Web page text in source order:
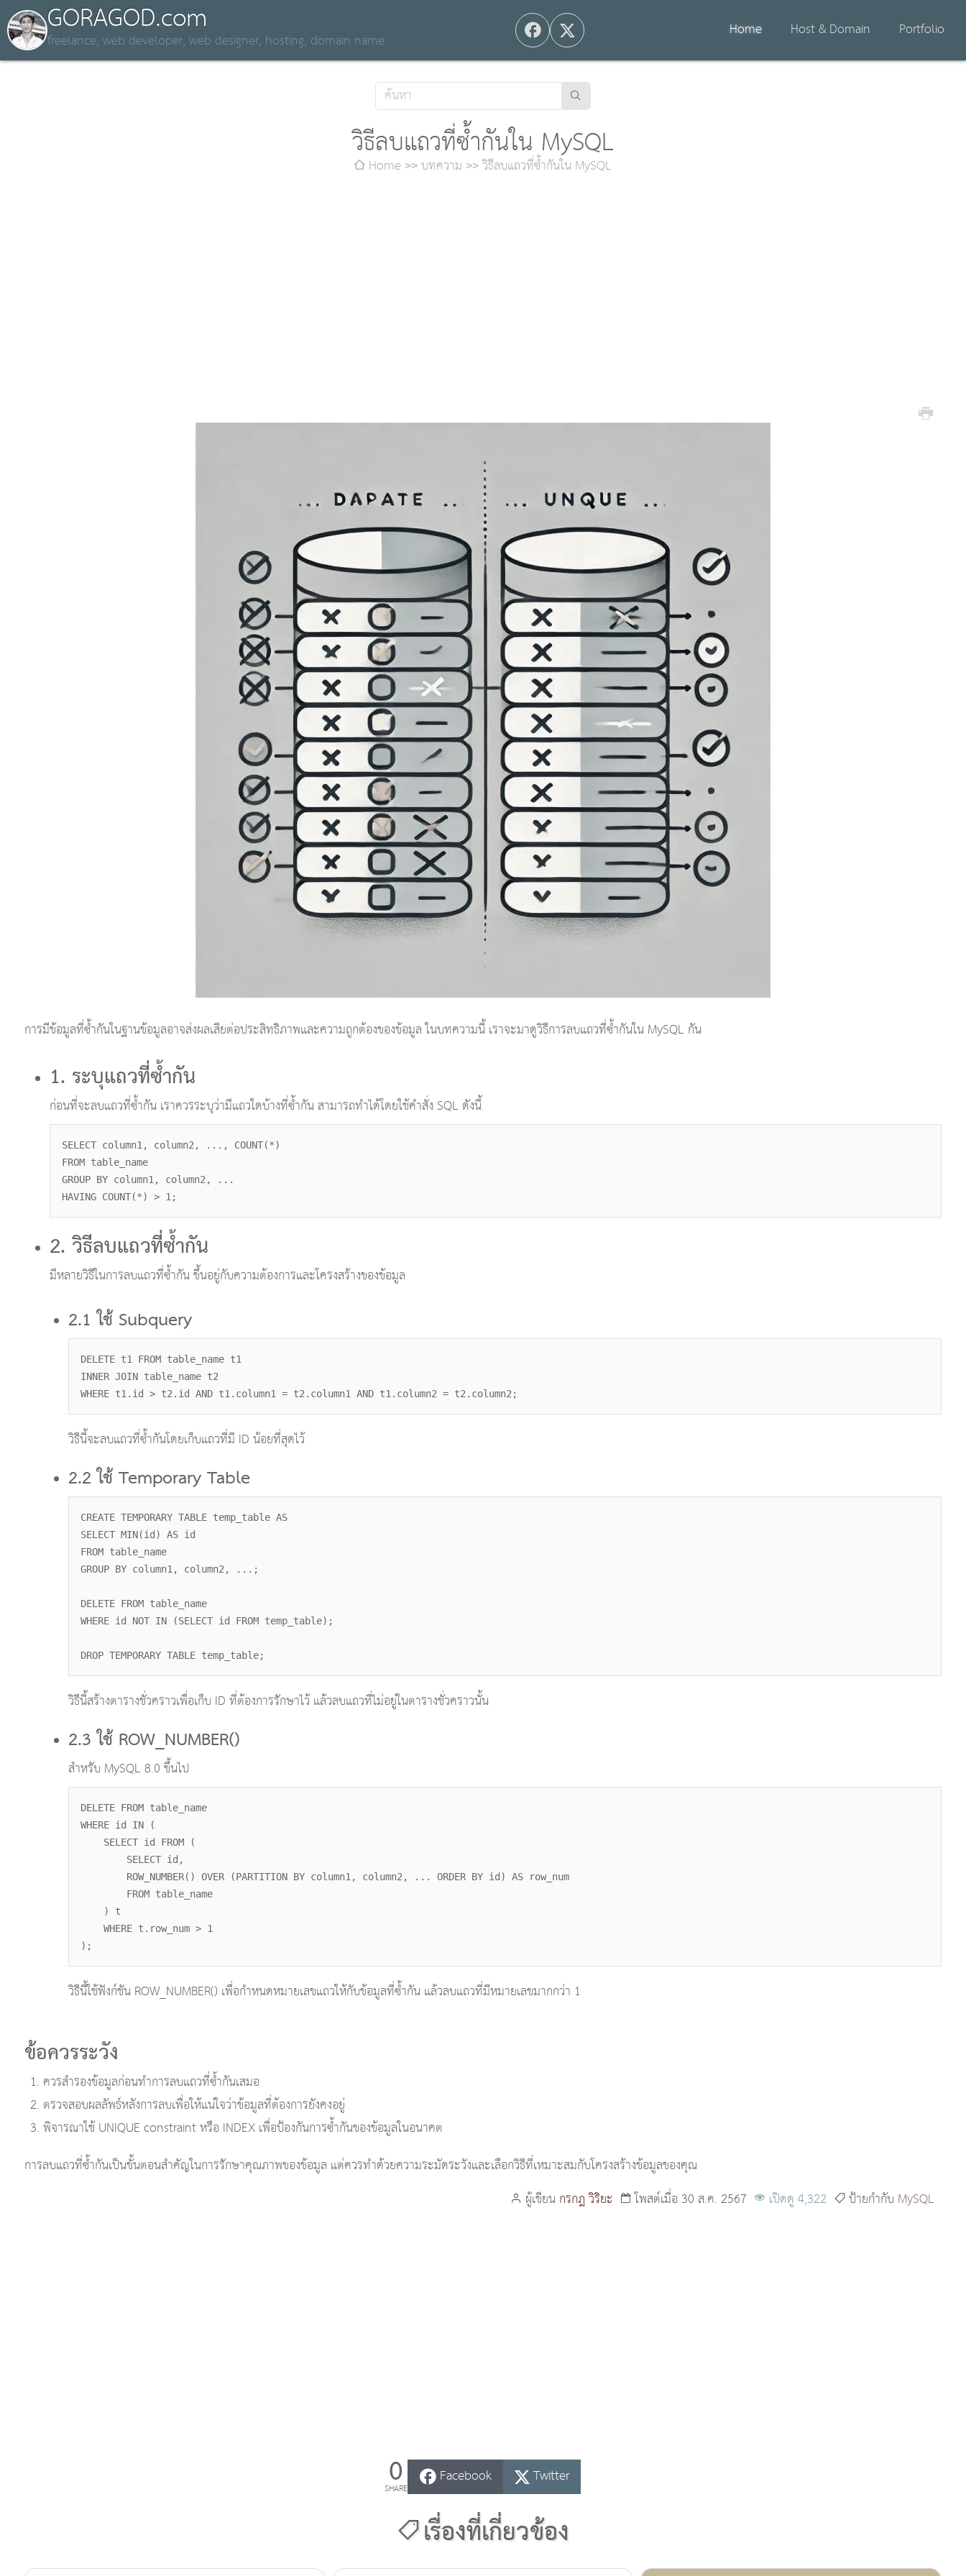
GORAGOD.com
freelance, web developer, web designer, hosting, domain name
Home Host & Domain Portfolio
วิธีลบแถวที่ซ้ำกันใน MySQL
Home บทความ วิธีลบแถวที่ซ้ำกันใน MySQL
การมีข้อมูลที่ซ้ำกันในฐานข้อมูลอาจส่งผลเสียต่อประสิทธิภาพและความถูกต้องของข้อมูล ในบทความนี้ เราจะมาดูวิธีการลบแถวที่ซ้ำกันใน MySQL กัน
1. ระบุแถวที่ซ้ำกัน
ก่อนที่จะลบแถวที่ซ้ำกัน เราควรระบุว่ามีแถวใดบ้างที่ซ้ำกัน สามารถทำได้โดยใช้คำสั่ง SQL ดังนี้
SELECT column1, column2, ..., COUNT(*)
FROM table_name
GROUP BY column1, column2, ...
HAVING COUNT(*) > 1;
2. วิธีลบแถวที่ซ้ำกัน
มีหลายวิธีในการลบแถวที่ซ้ำกัน ขึ้นอยู่กับความต้องการและโครงสร้างของข้อมูล
2.1 ใช้ Subquery
DELETE t1 FROM table_name t1
INNER JOIN table_name t2
WHERE t1.id > t2.id AND t1.column1 = t2.column1 AND t1.column2 = t2.column2;
วิธีนี้จะลบแถวที่ซ้ำกันโดยเก็บแถวที่มี ID น้อยที่สุดไว้
2.2 ใช้ Temporary Table
CREATE TEMPORARY TABLE temp_table AS
SELECT MIN(id) AS id
FROM table_name
GROUP BY column1, column2, ...;
DELETE FROM table_name
WHERE id NOT IN (SELECT id FROM temp_table);
DROP TEMPORARY TABLE temp_table;
วิธีนี้สร้างตารางชั่วคราวเพื่อเก็บ ID ที่ต้องการรักษาไว้ แล้วลบแถวที่ไม่อยู่ในตารางชั่วคราวนั้น
2.3 ใช้ ROW_NUMBER()
สำหรับ MySQL 8.0 ขึ้นไป
DELETE FROM table_name
WHERE id IN (
SELECT id FROM (
SELECT id,
ROW_NUMBER() OVER (PARTITION BY column1, column2, ... ORDER BY id) AS row_num
FROM table_name
) t
WHERE t.row_num > 1
);
วิธีนี้ใช้ฟังก์ชัน ROW_NUMBER() เพื่อกำหนดหมายเลขแถวให้กับข้อมูลที่ซ้ำกัน แล้วลบแถวที่มีหมายเลขมากกว่า 1
ข้อควรระวัง
ควรสำรองข้อมูลก่อนทำการลบแถวที่ซ้ำกันเสมอ
ตรวจสอบผลลัพธ์หลังการลบเพื่อให้แน่ใจว่าข้อมูลที่ต้องการยังคงอยู่
พิจารณาใช้ UNIQUE constraint หรือ INDEX เพื่อป้องกันการซ้ำกันของข้อมูลในอนาคต
การลบแถวที่ซ้ำกันเป็นขั้นตอนสำคัญในการรักษาคุณภาพของข้อมูล แต่ควรทำด้วยความระมัดระวังและเลือกวิธีที่เหมาะสมกับโครงสร้างข้อมูลของคุณ
ผู้เขียนกรกฎ วิริยะ โพสต์เมื่อ 30 ส.ค. 2567 เปิดดู 4,322 ป้ายกำกับ MySQL
0
SHARE
Facebook Twitter
เรื่องที่เกี่ยวข้อง